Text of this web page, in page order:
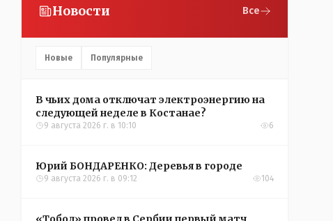
Новости Все
Новые Популярные
В чьих дома отключат электроэнергию на
следующей неделе в Костанае?
9 августа 2026 г. в 10:10 6
Юрий БОНДАРЕНКО: Деревья в городе
9 августа 2026 г. в 09:12 104